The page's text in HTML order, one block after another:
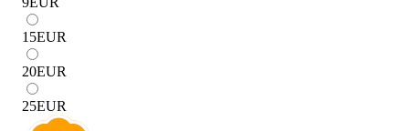
15EUR
20EUR
25EUR